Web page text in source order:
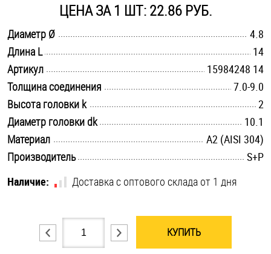
Стопорные кольца
Такелаж
Хомуты
Шайбы
Шпильки
Шплинты
ЦЕНА ЗА 1 ШТ: 22.86 РУБ.
Диаметр Ø
4.8
Длина L
14
Артикул
15984248 14
Толщина соединения
7.0-9.0
Высота головки k
2
Диаметр головки dk
10.1
Материал
А2 (AISI 304)
Производитель
S+P
Наличие:
Доставка с оптового склада от 1 дня
КУПИТЬ